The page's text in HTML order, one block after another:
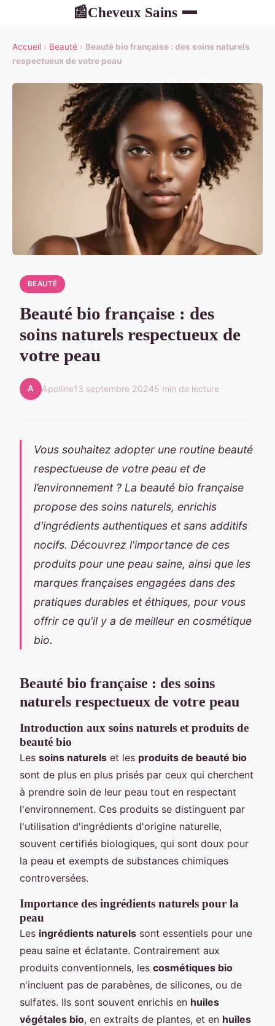
📰Cheveux Sains
Accueil › Beauté › Beauté bio française : des soins naturels
respectueux de votre peau
BEAUTÉ
Beauté bio française : des
soins naturels respectueux de
votre peau
A Apolline13 septembre 20245 min de lecture
Vous souhaitez adopter une routine beauté
respectueuse de votre peau et de
l’environnement ? La beauté bio française
propose des soins naturels, enrichis
d'ingrédients authentiques et sans additifs
nocifs. Découvrez l'importance de ces
produits pour une peau saine, ainsi que les
marques françaises engagées dans des
pratiques durables et éthiques, pour vous
offrir ce qu'il y a de meilleur en cosmétique
bio.
Beauté bio française : des soins
naturels respectueux de votre peau
Introduction aux soins naturels et produits de
beauté bio
Les soins naturels et les produits de beauté bio
sont de plus en plus prisés par ceux qui cherchent
à prendre soin de leur peau tout en respectant
l'environnement. Ces produits se distinguent par
l'utilisation d'ingrédients d'origine naturelle,
souvent certifiés biologiques, qui sont doux pour
la peau et exempts de substances chimiques
controversées.
Importance des ingrédients naturels pour la
peau
Les ingrédients naturels sont essentiels pour une
peau saine et éclatante. Contrairement aux
produits conventionnels, les cosmétiques bio
n'incluent pas de parabènes, de silicones, ou de
sulfates. Ils sont souvent enrichis en huiles
végétales bio, en extraits de plantes, et en huiles